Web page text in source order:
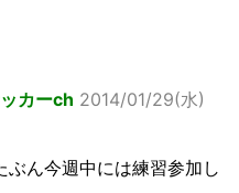
カーch 2014/01/29(水)
ぶん今週中には練習参加し